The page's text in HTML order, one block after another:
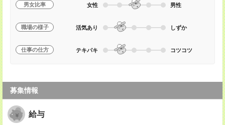
男女比率 女性 男性
職場の様子 活気あり しずか
仕事の仕方 テキパキ コツコツ
募集情報
給与